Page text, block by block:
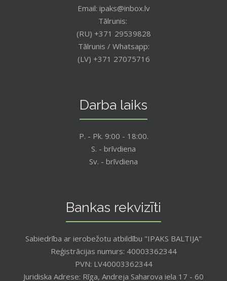
Email: ipaks@inbox.lv
Tālrunis:
(RU) +371 29539828
Tālrunis / Whatsapp:
(LV) +371 27075716
Darba laiks
P. - Pk. 9:00 - 18:00.
S. - brīvdiena
Sv. - brīvdiena
Bankas rekvizīti
Sabiedrība ar ierobežotu atbildību "IPAKS BALTIJA"
Reģistrācijas numurs: 40003362344
PVN: LV40003362344
Juridiska Adrese: Rīga, Andreja Saharova iela 17 - 60